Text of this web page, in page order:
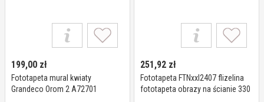
199,00 zł
Fototapeta mural kwiaty
Grandeco Orom 2 A72701
251,92 zł
Fototapeta FTNxxl2407 flizelina
fototapeta obrazy na ścianie 330